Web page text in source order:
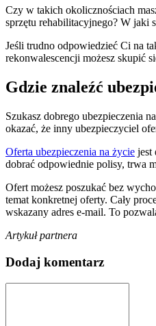
Czy w takich okolicznościach
sprzętu rehabilitacyjnego? W jaki
Jeśli trudno odpowiedzieć Ci na
rekonwalescencji możesz skupić
Gdzie znaleźć
Szukasz dobrego ubezpieczenia
okazać, że inny ubezpieczyciel
Oferta ubezpieczenia na życie jest
dobrać odpowiednie polisy, trwa
Ofert możesz poszukać bez
temat konkretnej oferty. Cały
wskazany adres e-mail. To
Artykuł partnera
Dodaj komentarz